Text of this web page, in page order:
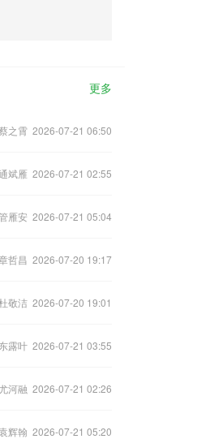
更多
之霄 2026-07-21 06:50
斌雁 2026-07-21 02:55
雁安 2026-07-21 05:04
哲昌 2026-07-20 19:17
敬洁 2026-07-20 19:01
露叶 2026-07-21 03:55
河融 2026-07-21 02:26
辉翰 2026-07-21 05:20